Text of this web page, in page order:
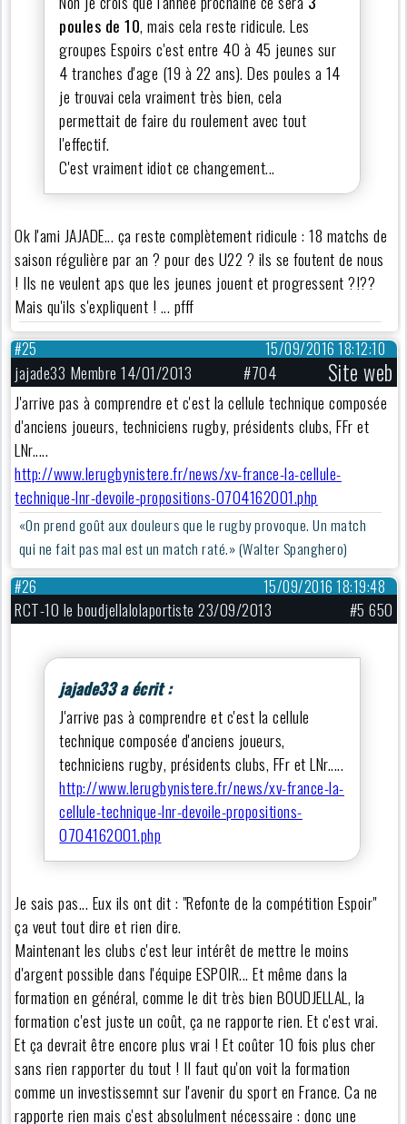
poules de 10, mais cela reste ridicule. Les
groupes Espoirs c'est entre 40 à 45 jeunes sur
4 tranches d'age (19 à 22 ans). Des poules a 14
je trouvai cela vraiment très bien, cela
permettait de faire du roulement avec tout
l'effectif.
C'est vraiment idiot ce changement...
Ok l'ami JAJADE... ça reste complètement ridicule : 18 matchs de
saison régulière par an ? pour des U22 ? ils se foutent de nous
! Ils ne veulent aps que les jeunes jouent et progressent ?!??
Mais qu'ils s'expliquent ! ... pfff
15/09/2016 18:12:10
#25
jajade33 Membre 14/01/2013 #704 Site web
J'arrive pas à comprendre et c'est la cellule technique composée
d'anciens joueurs, techniciens rugby, présidents clubs, FFr et
LNr.....
http://www.lerugbynistere.fr/news/xv-france-la-cellule-
technique-lnr-devoile-propositions-0704162001.php
«On prend goût aux douleurs que le rugby provoque. Un match
qui ne fait pas mal est un match raté.» (Walter Spanghero)
15/09/2016 18:19:48
#26
RCT-10 le boudjellalolaportiste 23/09/2013 #5 650
jajade33 a écrit :
J'arrive pas à comprendre et c'est la cellule
technique composée d'anciens joueurs,
techniciens rugby, présidents clubs, FFr et LNr.....
http://www.lerugbynistere.fr/news/xv-france-la-
cellule-technique-lnr-devoile-propositions-
0704162001.php
Je sais pas... Eux ils ont dit : "Refonte de la compétition Espoir"
ça veut tout dire et rien dire.
Maintenant les clubs c'est leur intérêt de mettre le moins
d'argent possible dans l'équipe ESPOIR... Et même dans la
formation en général, comme le dit très bien BOUDJELLAL, la
formation c'est juste un coût, ça ne rapporte rien. Et c'est vrai.
Et ça devrait être encore plus vrai ! Et coûter 10 fois plus cher
sans rien rapporter du tout ! Il faut qu'on voit la formation
comme un investissemnt sur l'avenir du sport en France. Ca ne
rapporte rien mais c'est absolulment nécessaire : donc une